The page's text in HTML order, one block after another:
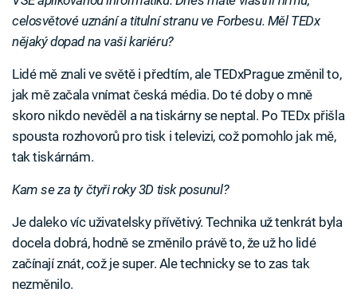
celosvětové uznání a titulní stranu ve Forbesu. Měl TEDx
nějaký dopad na vaši kariéru?
Lidé mě znali ve světě i předtím, ale TEDxPrague změnil to,
jak mě začala vnímat česká média. Do té doby o mně
skoro nikdo nevěděl a na tiskárny se neptal. Po TEDx přišla
spousta rozhovorů pro tisk i televizi, což pomohlo jak mě,
tak tiskárnám.
Kam se za ty čtyři roky 3D tisk posunul?
Je daleko víc uživatelsky přívětivý. Technika už tenkrát byla
docela dobrá, hodně se změnilo právě to, že už ho lidé
začínají znát, což je super. Ale technicky se to zas tak
nezměnilo.